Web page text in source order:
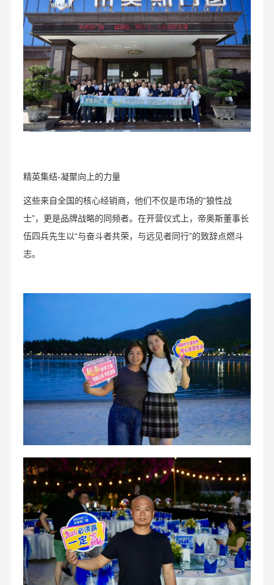
精英集结-凝聚向上的力量
这些来自全国的核心经销商，他们不仅是市场的“狼性战
士”，更是品牌战略的同频者。在开营仪式上，帝奥斯董事长
伍四兵先生以“与奋斗者共荣，与远见者同行”的致辞点燃斗
志。